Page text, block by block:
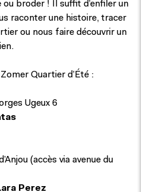
ou broder ! Il suffit d’enfiler un
raconter une histoire, tracer
ou nous faire découvrir un
Quartier d’Été :
Ugeux 6
(accès via avenue du
Perez